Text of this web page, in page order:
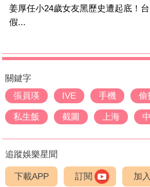
姜厚任小24歲女友黑歷史遭起底！
假...
關鍵字
張員瑛
IVE 手機 偷
私生飯 截圖 上海
追蹤娛樂星聞
下載APP 訂閱 加入